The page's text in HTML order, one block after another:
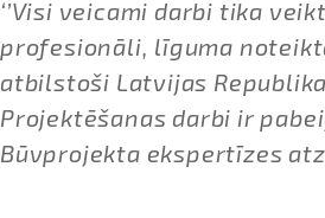
‘’Visi veicami darbi tika
profesionāli, līguma
atbilstoši Latvijas
Projektēšanas darbi ir
Būvprojekta ekspertīzes